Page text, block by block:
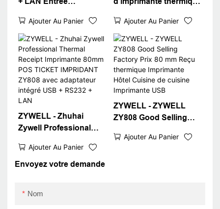
80 mm Receipt
imprimante POS
Terminal Printer Square
Shopify Compatible
Ajouter Au Panier
ZY808 Tablette pas
cher 3 pouces Pos
Thermal Ticket
Imprimante USB
Ajouter Au Panier
ZYWELL - Zhuhai
Zywell Professional
Imprimante 80mm POS
TICKET IMPRIDANT
LAN
Ajouter Au Panier
ZYWELL - ZYWELL
ZY808 Good Selling
Reçu thermique
Ajouter Au Panier
Envoyez votre demande
Nom